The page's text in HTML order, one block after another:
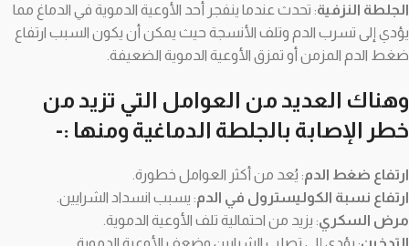
الجلطة النزفية: تحدث عندما ينفجر أحد الأوعية الدموية في الدماغ مما
يؤدي إلى تسرب الدم وتلف الأنسجة حيث يمكن أن يكون السبب ارتفاع
ضغط الدم المزمن أو تمزق الأوعية الدموية الضعيفة.
وهناك العديد من العوامل التي تزيد من
خطر الإصابة بالجلطة الدماغية ومنها :-
ارتفاع ضغط الدم: يُعد من أكثر العوامل خطورة.
ارتفاع نسبة الكوليسترول في الدم: يسبب انسداد الشرايين.
مرض السكري: يزيد من احتمالية تلف الأوعية الدموية.
التدخين: يؤدي إلى تصلب الشرايين وضعف الأوعية الدموية.